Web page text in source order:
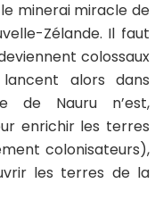
minerai miracle de
Zélande. Il faut
colossaux
alors dans
de Nauru n’est,
enrichir les terres
colonisateurs),
les terres de la